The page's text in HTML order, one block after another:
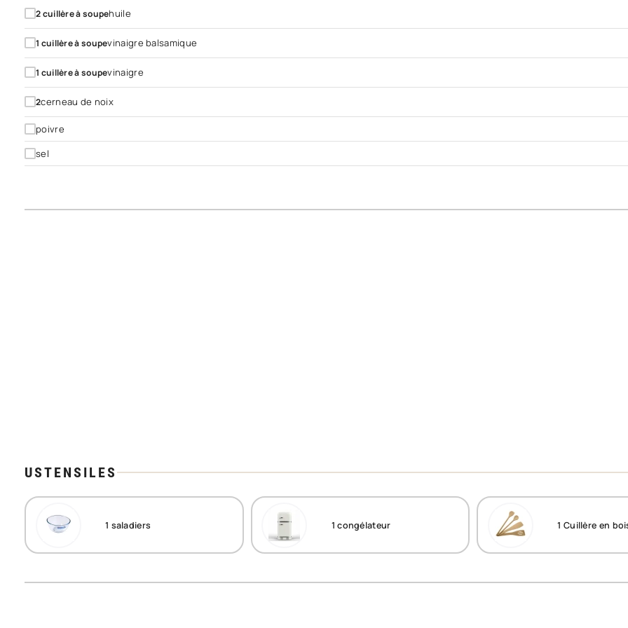
2cuillère à soupehuile
1 cuillère à soupevinaigre balsamique
1 cuillère à soupevinaigre
2cerneau de noix
poivre
sel
USTENSILES
1 saladiers 1 congélateur 1 Cuillère en